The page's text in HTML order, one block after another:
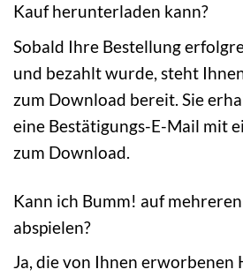
Kauf herunterladen kann?
Sobald Ihre Bestellung
und bezahlt wurde, steht
zum Download bereit. Sie
eine Bestätigungs-E-Mail mit
zum Download.
Kann ich Bumm! auf
abspielen?
Ja, die von Ihnen erworbenen